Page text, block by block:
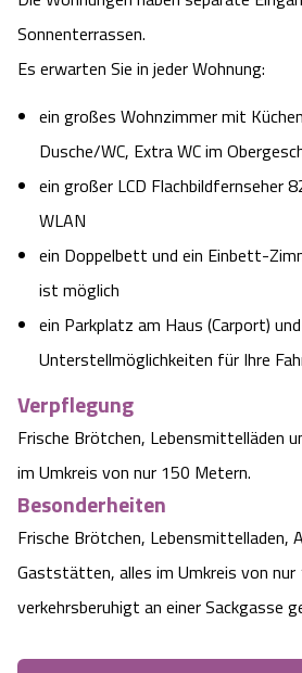
Veranstaltungen
Adventure District
Unterkünfte
Sonnenterrassen.
Es erwarten Sie in jeder Wohnung:
ein großes Wohnzimmer mit
Dusche/WC, Extra WC im
ein großer LCD Flachbildfernseher
WLAN
ein Doppelbett und ein Einbett-
ist möglich
ein Parkplatz am Haus (Carport) und
Unterstellmöglichkeiten für Ihre
Verpflegung
Frische Brötchen, Lebensmittelläden
im Umkreis von nur 150 Metern.
Besonderheiten
Frische Brötchen, Lebensmittelladen,
Gaststätten, alles im Umkreis von nur
verkehrsberuhigt an einer Sackgasse